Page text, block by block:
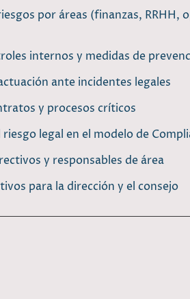
por áreas (finanzas, RRHH,
internos y medidas de
ante incidentes legales
y procesos críticos
legal en el modelo de
y responsables de área
para la dirección y el consejo